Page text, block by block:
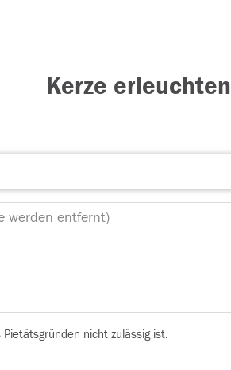
Kerze erleuchten
nicht zulässig ist.